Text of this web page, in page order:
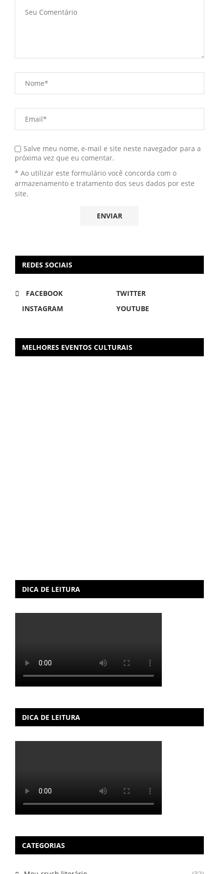
Salve meu nome, e-mail e site neste navegador para a
próxima vez que eu comentar.
* Ao utilizar este formulário você concorda com o
armazenamento e tratamento dos seus dados por este
site.
REDES SOCIAIS
FACEBOOK
TWITTER
INSTAGRAM
YOUTUBE
MELHORES EVENTOS CULTURAIS
DICA DE LEITURA
DICA DE LEITURA
CATEGORIAS